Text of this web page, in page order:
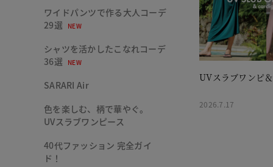
ワイドパンツで作る大人コーデ
29選
NEW
シャツを活かしたこなれコーデ
36選
NEW
SARARI Air
色を楽しむ、柄で華やぐ。
UVスラブワンピース
40代ファッション 完全ガイ
ド！
UVスラブワンピ
2026.7.17